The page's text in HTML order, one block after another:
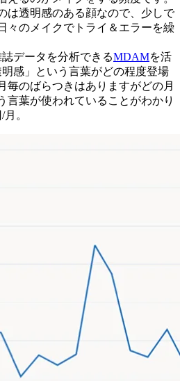
は透明感のある顔なので、少しで
々のメイクでトライ＆エラーを繰
データを分析できるMDAMを活
感」という言葉がどの程度登場
毎のばらつきはありますがどの月
言葉が使われていることがわかり
。